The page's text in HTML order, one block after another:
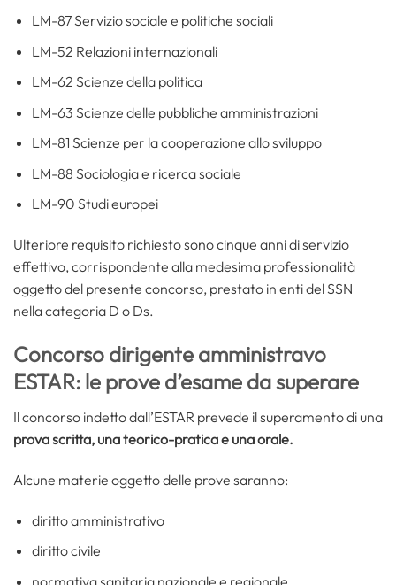
LM-87 Servizio sociale e politiche sociali
LM-52 Relazioni internazionali
LM-62 Scienze della politica
LM-63 Scienze delle pubbliche amministrazioni
LM-81 Scienze per la cooperazione allo sviluppo
LM-88 Sociologia e ricerca sociale
LM-90 Studi europei
Ulteriore requisito richiesto sono cinque anni di servizio
effettivo, corrispondente alla medesima professionalità
oggetto del presente concorso, prestato in enti del SSN
nella categoria D o Ds.
Concorso dirigente amministravo
ESTAR: le prove d’esame da superare
Il concorso indetto dall’ESTAR prevede il superamento di una
prova scritta, una teorico-pratica e una orale.
Alcune materie oggetto delle prove saranno:
diritto amministrativo
diritto civile
normativa sanitaria nazionale e regionale